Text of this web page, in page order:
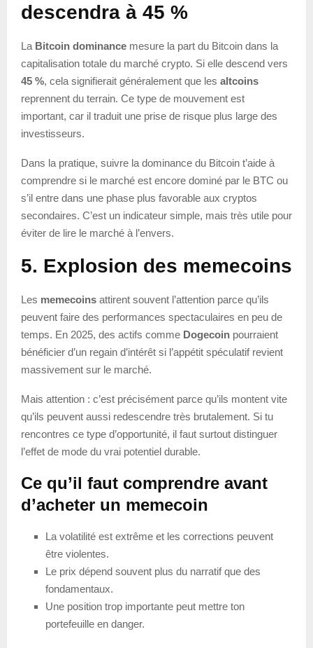
descendra à 45 %
La Bitcoin dominance mesure la part du Bitcoin dans la
capitalisation totale du marché crypto. Si elle descend vers
45 %, cela signifierait généralement que les altcoins
reprennent du terrain. Ce type de mouvement est
important, car il traduit une prise de risque plus large des
investisseurs.
Dans la pratique, suivre la dominance du Bitcoin t’aide à
comprendre si le marché est encore dominé par le BTC ou
s’il entre dans une phase plus favorable aux cryptos
secondaires. C’est un indicateur simple, mais très utile pour
éviter de lire le marché à l’envers.
5. Explosion des memecoins
Les memecoins attirent souvent l’attention parce qu’ils
peuvent faire des performances spectaculaires en peu de
temps. En 2025, des actifs comme Dogecoin pourraient
bénéficier d’un regain d’intérêt si l’appétit spéculatif revient
massivement sur le marché.
Mais attention : c’est précisément parce qu’ils montent vite
qu’ils peuvent aussi redescendre très brutalement. Si tu
rencontres ce type d’opportunité, il faut surtout distinguer
l’effet de mode du vrai potentiel durable.
Ce qu’il faut comprendre avant
d’acheter un memecoin
La volatilité est extrême et les corrections peuvent
être violentes.
Le prix dépend souvent plus du narratif que des
fondamentaux.
Une position trop importante peut mettre ton
portefeuille en danger.